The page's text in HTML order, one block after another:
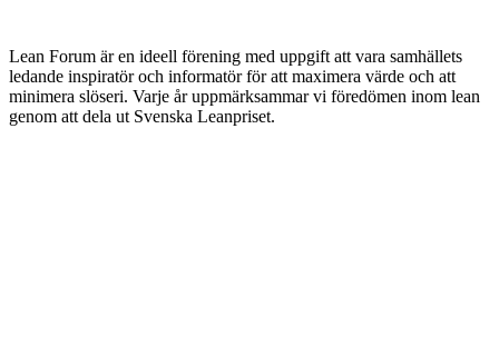
Lean Forum är en ideell förening med uppgift att vara samhällets
ledande inspiratör och informatör för att maximera värde och att
minimera slöseri. Varje år uppmärksammar vi föredömen inom lean
genom att dela ut Svenska Leanpriset.